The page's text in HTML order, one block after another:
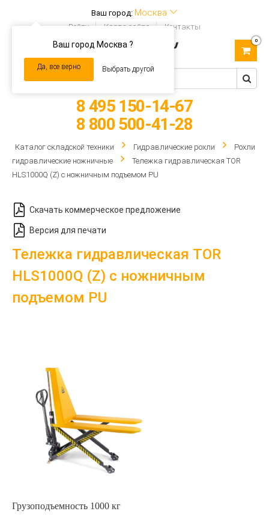
Ваш город: Москва
Ваш город Москва ?
Да, все верно Выбрать другой
Войти Карта сайта Контакты
navigation
0
8 495 150-14-67
8 800 500-41-28
Каталог складской техники Гидравлические рохли
Рохли
гидравлические ножничные
Тележка гидравлическая TOR
HLS1000Q (Z) с ножничным подъемом PU
Скачать коммерческое предложение
Версия для печати
Тележка гидравлическая TOR
HLS1000Q (Z) с ножничным
подъемом PU
Грузоподъемность 1000 кг